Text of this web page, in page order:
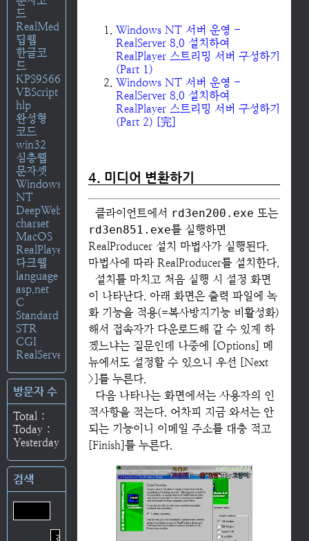
드
RealMedia
딥웹
한글코
드
KPS9566
VBScript
hlp
완성형
코드
win32
심층웹
문자셋
Windows
NT
DeepWeb
charset
MacOS
RealPlayer
다크웹
language
asp.net
C
Standard
STR
CGI
RealServer
방문자 수
Total :
Today :
Yesterday :
검색
Windows NT 서버 운영 -
RealServer 8.0 설치하여
RealPlayer 스트리밍 서버 구성하기
(Part 1)
Windows NT 서버 운영 -
RealServer 8.0 설치하여
RealPlayer 스트리밍 서버 구성하기
(Part 2) [完]
4. 미디어 변환하기
클라이언트에서 rd3en200.exe 또는
rd3en851.exe를 실행하면
RealProducer 설치 마법사가 실행된다.
마법사에 따라 RealProducer를 설치한다.
설치를 마치고 처음 실행 시 설정 화면
이 나타난다. 아래 화면은 출력 파일에 녹
화 기능을 적용(=복사방지기능 비활성화)
해서 접속자가 다운로드해 갈 수 있게 하
겠느냐는 질문인데 나중에 [Options] 메
뉴에서도 설정할 수 있으니 우선 [Next
>]를 누른다.
다음 나타나는 화면에서는 사용자의 인
적사항을 적는다. 어차피 지금 와서는 안
되는 기능이니 이메일 주소를 대충 적고
[Finish]를 누른다.